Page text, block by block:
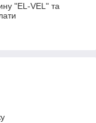
"EL-VEL" та